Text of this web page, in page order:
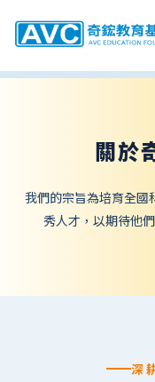
關於
我們的宗旨為培育全國
秀人才，以期待他
深